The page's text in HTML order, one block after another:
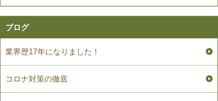
ブログ
業界歴17年になりました！
コロナ対策の徹底